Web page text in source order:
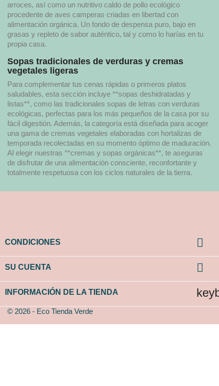
arroces, así como un nutritivo caldo de pollo ecológico
procedente de aves camperas criadas en libertad con
alimentación orgánica. Un fondo de despensa puro, bajo en
grasas y repleto de sabor auténtico, tal y como lo harías en tu
propia casa.
Sopas tradicionales de verduras y cremas
vegetales ligeras
Para complementar tus cenas rápidas o primeros platos
saludables, esta sección incluye **sopas deshidratadas y
listas**, como las tradicionales sopas de letras con verduras
ecológicas, perfectas para los más pequeños de la casa por su
fácil digestión. Además, la categoría está diseñada para acoger
una gama de cremas vegetales elaboradas con hortalizas de
temporada recolectadas en su momento óptimo de maduración.
Al elegir nuestras **cremas y sopas orgánicas**, te aseguras
de disfrutar de una alimentación consciente, reconfortante y
totalmente respetuosa con los ciclos naturales de la tierra.
CONDICIONES 
SU CUENTA 
INFORMACIÓN DE LA TIENDA
© 2026 - Eco Tienda Verde